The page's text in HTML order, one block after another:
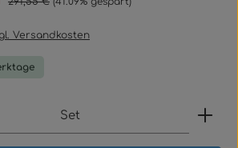
Versandkosten
Gib den gewünschten Wert
Set